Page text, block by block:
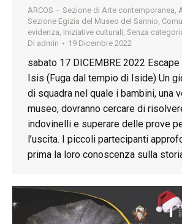
ARCOS – Sezione di Arte contemporanea
Sezione Egizia del Museo del Sannio
evidenza Iniziative culturali Senza
Di admin 19 Dicembre 2022
sabato 17 DICEMBRE 2022
Isis (Fuga dal tempio di Iside) Un
di squadra nel quale i bambini, una
museo, dovranno cercare di
indovinelli e superare delle prove
l’uscita. I piccoli partecipanti
prima la loro conoscenza sulla